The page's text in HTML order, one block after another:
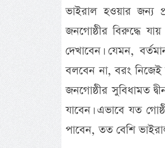
ভাইরাল হওয়ার জন্য
জনগোষ্ঠীর বিরুদ্ধে
দেখাবেন। যেমন,
বলবেন না, বরং নিজেই
জনগোষ্ঠীর সুবিধামত
যাবেন। এভাবে যত
পাবেন, তত বেশি